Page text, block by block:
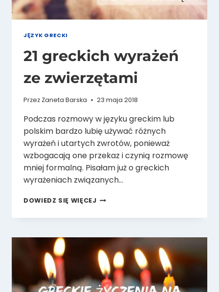
JĘZYK GRECKI
21 greckich wyrażeń
ze zwierzętami
Przez Zaneta Barska 23 maja 2018
Podczas rozmowy w języku greckim lub
polskim bardzo lubię używać różnych
wyrażeń i utartych zwrotów, ponieważ
wzbogacają one przekaz i czynią rozmowę
mniej formalną. Pisałam już o greckich
wyrażeniach związanych…
DOWIEDZ SIĘ WIĘCEJ21
WYRAŻEŃ
ZWIERZĘTAMI